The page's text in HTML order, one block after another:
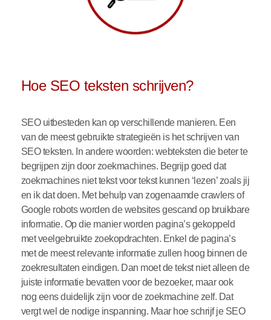
Hoe SEO teksten schrijven?
SEO uitbesteden kan op verschillende manieren. Een
van de meest gebruikte strategieën is het schrijven van
SEO teksten. In andere woorden: webteksten die beter te
begrijpen zijn door zoekmachines. Begrijp goed dat
zoekmachines niet tekst voor tekst kunnen ‘lezen’ zoals jij
en ik dat doen. Met behulp van zogenaamde crawlers of
Google robots worden de websites gescand op bruikbare
informatie. Op die manier worden pagina’s gekoppeld
met veelgebruikte zoekopdrachten. Enkel de pagina’s
met de meest relevante informatie zullen hoog binnen de
zoekresultaten eindigen. Dan moet de tekst niet alleen de
juiste informatie bevatten voor de bezoeker, maar ook
nog eens duidelijk zijn voor de zoekmachine zelf. Dat
vergt wel de nodige inspanning. Maar hoe schrijf je SEO